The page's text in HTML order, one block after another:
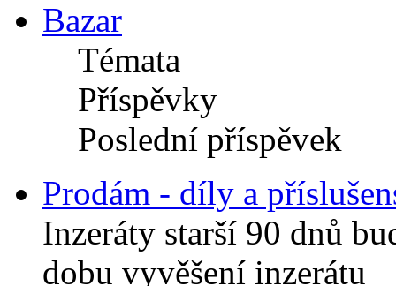
Bazar
Témata
Příspěvky
Poslední příspěvek
Prodám - díly a
Inzeráty starší 90 dnů
dobu vyvěšení inzerátu